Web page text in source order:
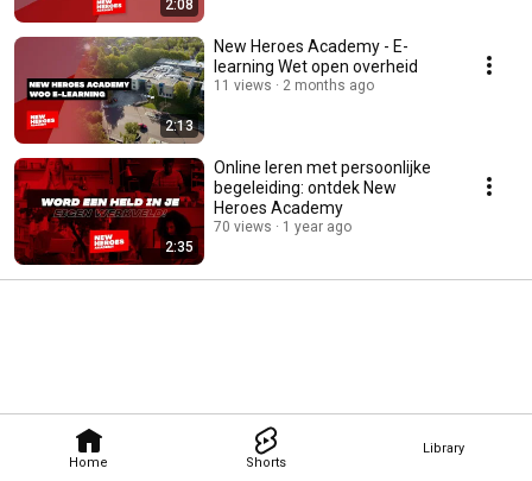
Home Shorts
Library
2:08
2:13
New Heroes Academy - E-
learning Wet open overheid
11 views 2 months ago
2:35
Online leren met persoonlijke
begeleiding: ontdek New
Heroes Academy
70 views 1 year ago